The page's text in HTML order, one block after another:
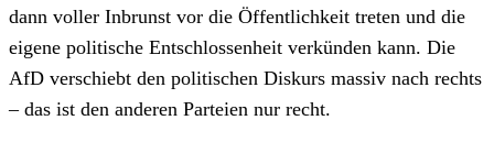
dann voller Inbrunst vor die Öffentlichkeit treten und die
eigene politische Entschlossenheit verkünden kann. Die
AfD verschiebt den politischen Diskurs massiv nach rechts
– das ist den anderen Parteien nur recht.